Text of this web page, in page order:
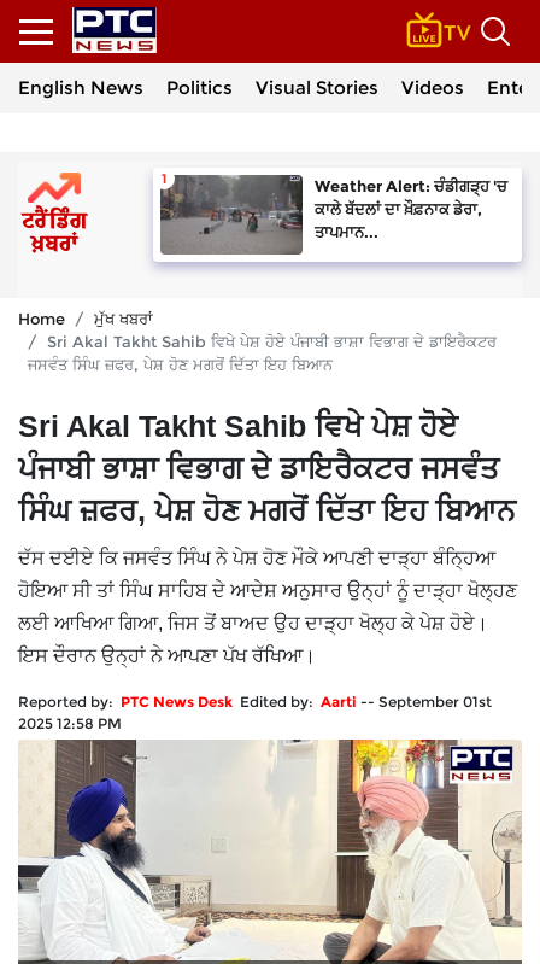
English News Politics Visual Stories Videos
Weather Alert: ਚੰਡੀਗੜ੍ਹ 'ਚ
ਕਾਲੇ ਬੱਦਲਾਂ ਦਾ ਖ਼ੌਫ਼ਨਾਕ ਡੇਰਾ,
ਤਾਪਮਾਨ...
Home
ਮੁੱਖ ਖਬਰਾਂ
Sri Akal Takht Sahib ਵਿਖੇ ਪੇਸ਼ ਹੋਏ ਪੰਜਾਬੀ ਭਾਸ਼ਾ ਵਿਭਾਗ ਦੇ ਡਾਇਰੈਕਟਰ
ਜਸਵੰਤ ਸਿੰਘ ਜ਼ਫਰ, ਪੇਸ਼ ਹੋਣ ਮਗਰੋਂ ਦਿੱਤਾ ਇਹ ਬਿਆਨ
Sri Akal Takht Sahib ਵਿਖੇ ਪੇਸ਼ ਹੋਏ
ਪੰਜਾਬੀ ਭਾਸ਼ਾ ਵਿਭਾਗ ਦੇ ਡਾਇਰੈਕਟਰ ਜਸਵੰਤ
ਸਿੰਘ ਜ਼ਫਰ, ਪੇਸ਼ ਹੋਣ ਮਗਰੋਂ ਦਿੱਤਾ ਇਹ ਬਿਆਨ
ਦੱਸ ਦਈਏ ਕਿ ਜਸਵੰਤ ਸਿੰਘ ਨੇ ਪੇਸ਼ ਹੋਣ ਮੌਕੇ ਆਪਣੀ ਦਾੜ੍ਹਾ ਬੰਨ੍ਹਿਆ
ਹੋਇਆ ਸੀ ਤਾਂ ਸਿੰਘ ਸਾਹਿਬ ਦੇ ਆਦੇਸ਼ ਅਨੁਸਾਰ ਉਨ੍ਹਾਂ ਨੂੰ ਦਾੜ੍ਹਾ ਖੋਲ੍ਹਣ
ਲਈ ਆਖਿਆ ਗਿਆ, ਜਿਸ ਤੋਂ ਬਾਅਦ ਉਹ ਦਾੜ੍ਹਾ ਖੋਲ੍ਹ ਕੇ ਪੇਸ਼ ਹੋਏ।
ਇਸ ਦੌਰਾਨ ਉਨ੍ਹਾਂ ਨੇ ਆਪਣਾ ਪੱਖ ਰੱਖਿਆ।
Reported by: PTC News Desk Edited by: Aarti -- September 01st
2025 12:58 PM